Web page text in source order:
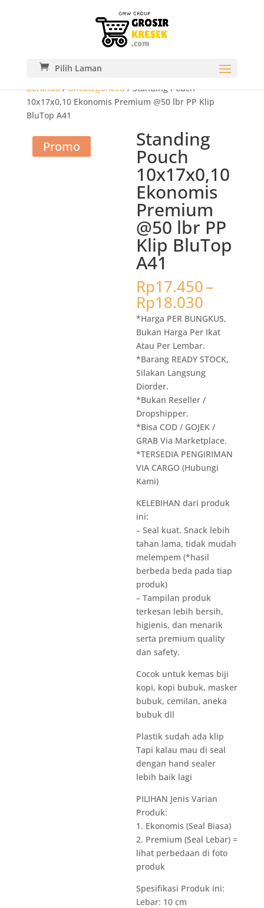
Pilih Laman
Beranda/Uncategorized/ Standing Pouch
10x17x0,10 Ekonomis Premium @50 lbr PP Klip
BluTop A41
Promo Standing
Pouch
10x17x0,10
Ekonomis
Premium
@50 lbr PP
Klip BluTop
A41
Rp17.450–
Rp18.030
harga:
hingga
*Harga PER BUNGKUS,
Bukan Harga Per Ikat
Atau Per Lembar.
*Barang READY STOCK,
Silakan Langsung
Diorder.
*Bukan Reseller /
Dropshipper.
*Bisa COD / GOJEK /
GRAB Via Marketplace.
*TERSEDIA PENGIRIMAN
VIA CARGO (Hubungi
Kami)
KELEBIHAN dari produk
ini:
– Seal kuat. Snack lebih
tahan lama, tidak mudah
melempem (*hasil
berbeda beda pada tiap
produk)
– Tampilan produk
terkesan lebih bersih,
higienis, dan menarik
serta premium quality
dan safety.
Cocok untuk kemas biji
kopi, kopi bubuk, masker
bubuk, cemilan, aneka
bubuk dll
Plastik sudah ada klip
Tapi kalau mau di seal
dengan hand sealer
lebih baik lagi
PILIHAN Jenis Varian
Produk:
1. Ekonomis (Seal Biasa)
2. Premium (Seal Lebar) =
lihat perbedaan di foto
produk
Spesifikasi Produk ini:
Lebar: 10 cm